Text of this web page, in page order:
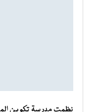
نظمت مدرسة تكوين